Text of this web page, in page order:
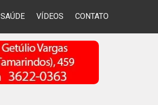
SAÚDE VÍDEOS CONTATO